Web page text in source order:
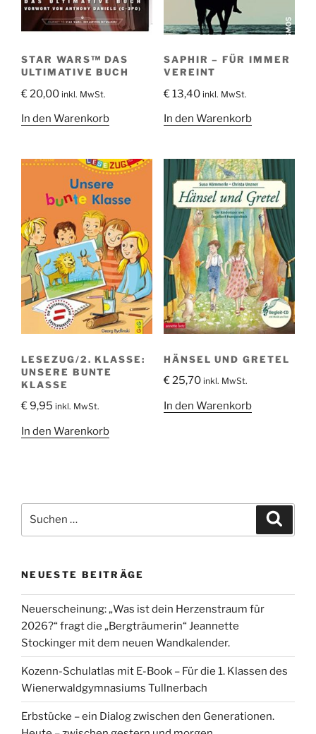
STAR WARS™ DAS
ULTIMATIVE BUCH
€20,00 inkl. MwSt.
In den Warenkorb
SAPHIR – FÜR IMMER
VEREINT
€13,40 inkl. MwSt.
In den Warenkorb
LESEZUG/2. KLASSE:
UNSERE BUNTE
KLASSE
€9,95 inkl. MwSt.
In den Warenkorb
HÄNSEL UND GRETEL
€25,70 inkl. MwSt.
In den Warenkorb
nach:
NEUESTE BEITRÄGE
Neuerscheinung: „Was ist dein Herzenstraum für
2026?“ fragt die „Bergträumerin“ Jeannette
Stockinger mit dem neuen Wandkalender.
Kozenn-Schulatlas mit E-Book – Für die 1. Klassen des
Wienerwaldgymnasiums Tullnerbach
Erbstücke – ein Dialog zwischen den Generationen.